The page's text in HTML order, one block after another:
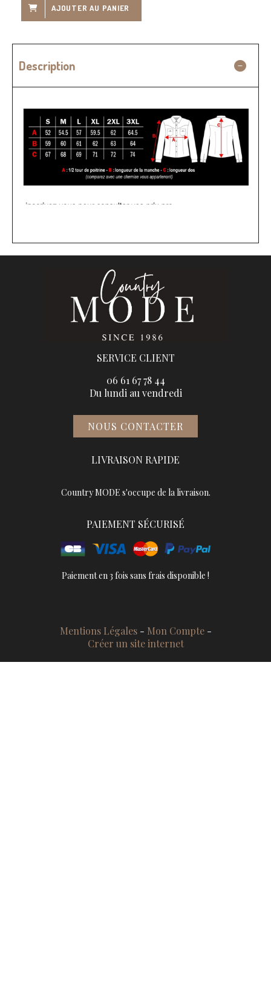
AJOUTER AU PANIER
Description
SERVICE CLIENT
06 61 67 78 44
Du lundi au vendredi
NOUS CONTACTER
LIVRAISON RAPIDE
Country MODE s'occupe de la livraison.
PAIEMENT SÉCURISÉ
Paiement en 3 fois sans frais disponible !
Mentions Légales
Mon Compte
Créer un site internet